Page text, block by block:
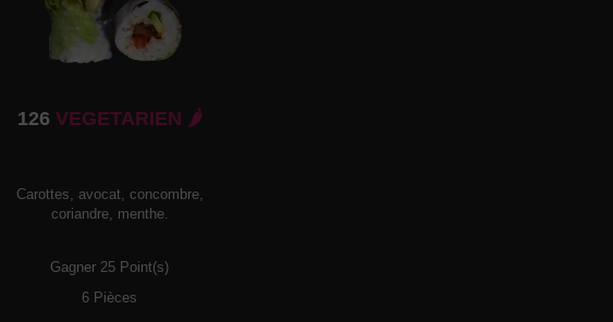
126 VEGETARIEN 🌶️
Carottes, avocat, concombre,
coriandre, menthe.
Gagner 25 Point(s)
6 Pièces